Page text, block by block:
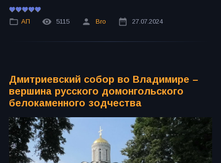
АП 5115 Bro 27.07.2024
Дмитриевский собор во Владимире –
вершина русского домонгольского
белокаменного зодчества